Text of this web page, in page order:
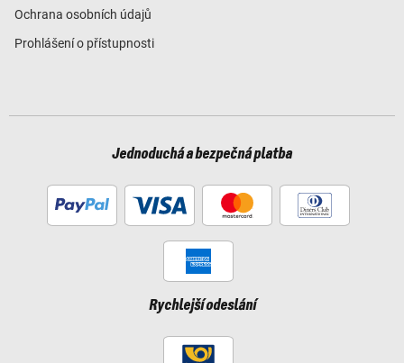
Ochrana osobních údajů
Prohlášení o přístupnosti
Jednoduchá a bezpečná platba
Rychlejší odeslání